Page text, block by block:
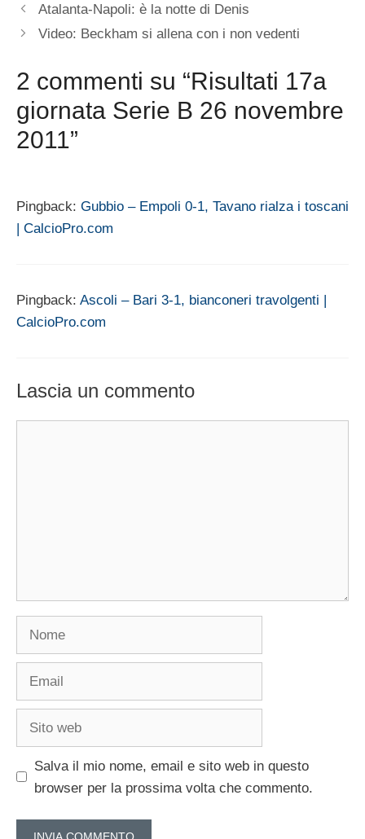
Atalanta-Napoli: è la notte di Denis
Video: Beckham si allena con i non vedenti
2 commenti su “Risultati 17a
giornata Serie B 26 novembre
2011”
Pingback: Gubbio – Empoli 0-1, Tavano rialza i toscani
| CalcioPro.com
Pingback: Ascoli – Bari 3-1, bianconeri travolgenti |
CalcioPro.com
Lascia un commento
Salva il mio nome, email e sito web in questo
browser per la prossima volta che commento.